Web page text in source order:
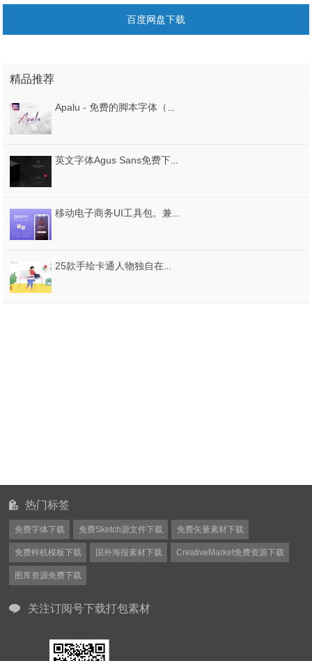
百度网盘下载
精品推荐
热门标签
免费字体下载 免费Sketch源文件下载 免费矢量素材下载
免费样机模板下载 国外海报素材下载 CreativeMarket免费资源下载
图库资源免费下载
关注订阅号下载打包素材